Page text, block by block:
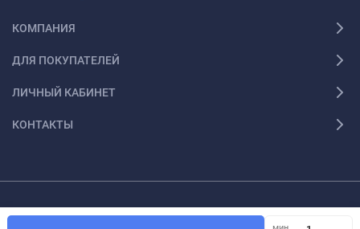
КОМПАНИЯ
ДЛЯ ПОКУПАТЕЛЕЙ
ЛИЧНЫЙ КАБИНЕТ
КОНТАКТЫ
лишь информационный характер и ни при каких условиях материалы и цены,